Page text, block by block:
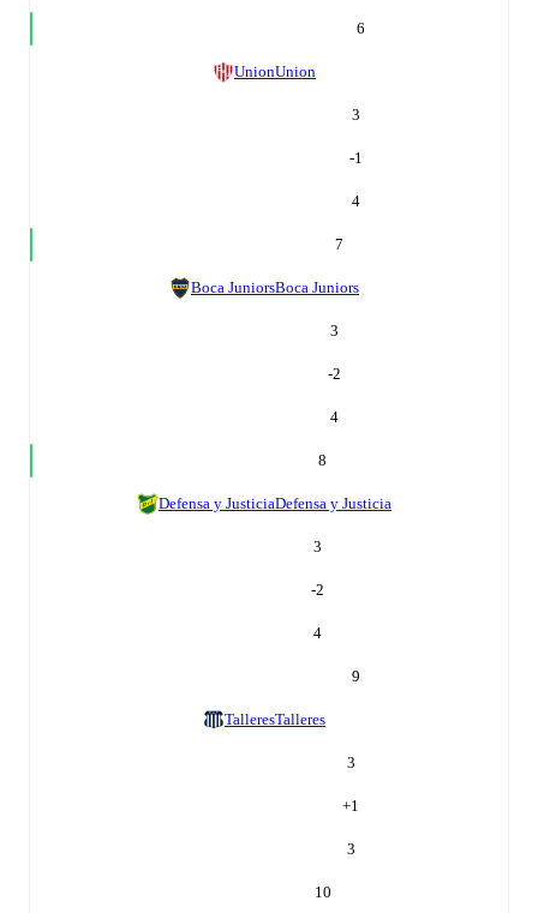
6
UnionUnion
3
-1
4
7
Boca JuniorsBoca Juniors
3
-2
4
8
Defensa y JusticiaDefensa y Justicia
3
-2
4
9
TalleresTalleres
3
+1
3
10